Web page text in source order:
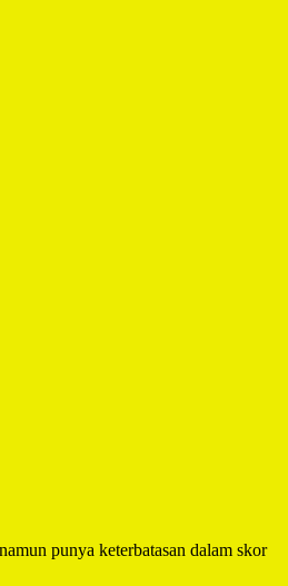
punya keterbatasan dalam skor